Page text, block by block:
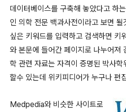
데이터베이스를 구축해 놓았다고 하
인 의학 전문 백과사전이라고 보면
싶은 키워드를 입력하고 검색하면 키
와 본문에 들어간 페이지로 나누어져
학 관련 자료는 자격이 증명된 박사학
할수 있는데 위키피디어가 누구나 편
Medpedia와 비슷한 사이트로